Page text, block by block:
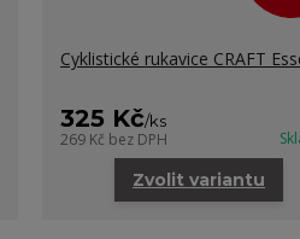
Cyklistické rukavice CRAFT
325 Kč/ks
269 Kč bez DPH
Zvolit variantu